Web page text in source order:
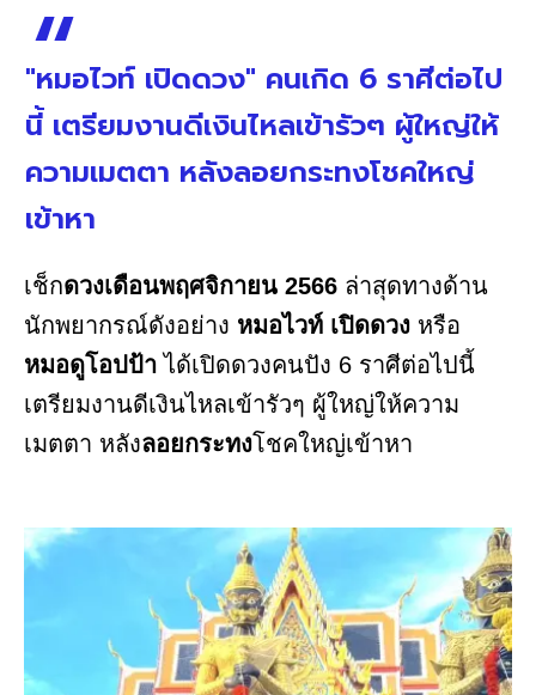
"หมอไวท์ เปิดดวง" คนเกิด 6 ราศีต่อไป
นี้ เตรียมงานดีเงินไหลเข้ารัวๆ ผู้ใหญ่ให้
ความเมตตา หลังลอยกระทงโชคใหญ่
เข้าหา
เช็กดวงเดือนพฤศจิกายน 2566 ล่าสุดทางด้าน
นักพยากรณ์ดังอย่าง หมอไวท์ เปิดดวง หรือ
หมอดูโอปป้า ได้เปิดดวงคนปัง 6 ราศีต่อไปนี้
เตรียมงานดีเงินไหลเข้ารัวๆ ผู้ใหญ่ให้ความ
เมตตา หลังลอยกระทงโชคใหญ่เข้าหา